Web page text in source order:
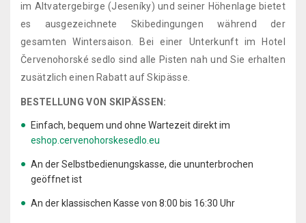
im Altvatergebirge (Jeseníky) und seiner Höhenlage bietet
es ausgezeichnete Skibedingungen während der
gesamten Wintersaison. Bei einer Unterkunft im Hotel
Červenohorské sedlo sind alle Pisten nah und Sie erhalten
zusätzlich einen Rabatt auf Skipässe.
BESTELLUNG VON SKIPÄSSEN:
Einfach, bequem und ohne Wartezeit direkt im
eshop.cervenohorskesedlo.eu
An der Selbstbedienungskasse, die ununterbrochen
geöffnet ist
An der klassischen Kasse von 8:00 bis 16:30 Uhr